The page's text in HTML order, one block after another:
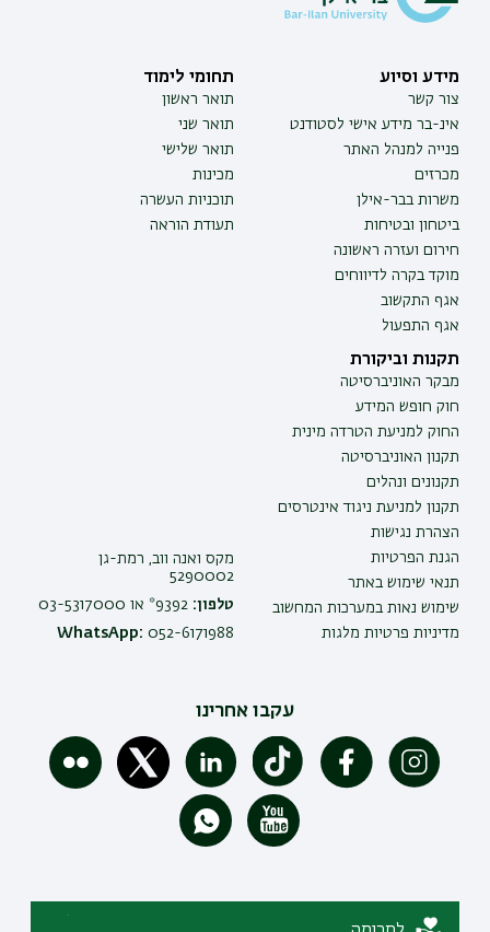
מידע וסיוע
צור קשר
אינ-בר מידע אישי לסטודנט
פנייה למנהל האתר
מכרזים
משרות בבר-אילן
ביטחון ובטיחות
חירום ועזרה ראשונה
מוקד בקרה לדיווחים
אגף התקשוב
אגף התפעול
תחומי לימוד
תואר ראשון
תואר שני
תואר שלישי
מכינות
תוכניות העשרה
תעודת הוראה
תקנות וביקורת
מבקר האוניברסיטה
חוק חופש המידע
החוק למניעת הטרדה מינית
תקנון האוניברסיטה
תקנונים ונהלים
תקנון למניעת ניגוד אינטרסים
הצהרת נגישות
הגנת הפרטיות
תנאי שימוש באתר
שימוש נאות במערכות המחשוב
מדיניות פרטיות מלגות
מקס ואנה ווב, רמת-גן
5290002
טלפון:
WhatsApp: 052-6171988
עקבו אחרינו